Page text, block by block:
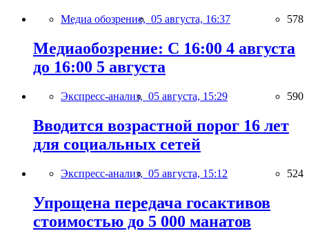
Медиа обозрение, 05 августа, 16:37 578
Медиаобозрение: С 16:00 4 августа
до 16:00 5 августа
Экспресс-анализ, 05 августа, 15:29 590
Вводится возрастной порог 16 лет
для социальных сетей
Экспресс-анализ, 05 августа, 15:12 524
Упрощена передача госактивов
стоимостью до 5 000 манатов